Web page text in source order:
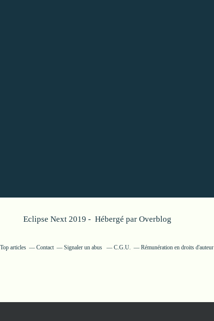
Eclipse Next 2019 - Hébergé par Overblog
Top articles Contact Signaler un abus C.G.U. Rémunération en droits d'auteur